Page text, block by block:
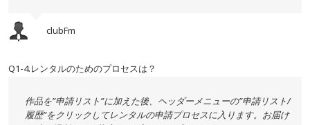
clubFm
Q1-4.レンタルのためのプロセスは？
作品を”申請リスト”に加えた後、ヘッダーメニューの”申請リスト/
履歴”をクリックしてレンタルの申請プロセスに入ります。お届け